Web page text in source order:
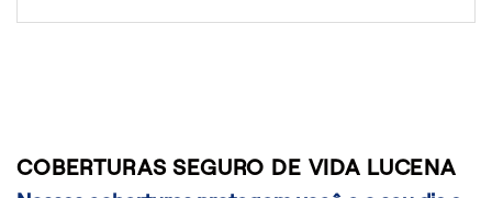
COBERTURAS SEGURO DE VIDA LUCENA